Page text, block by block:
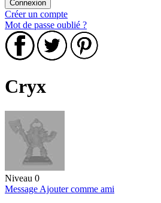
Créer un compte
Mot de passe oublié ?
Cryx
Niveau 0
Message Ajouter comme ami